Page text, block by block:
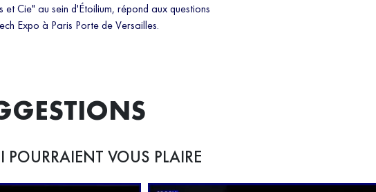
Cie" au sein d'Étoilium, répond aux questions
Expo à Paris Porte de Versailles.
POURRAIENT VOUS PLAIRE